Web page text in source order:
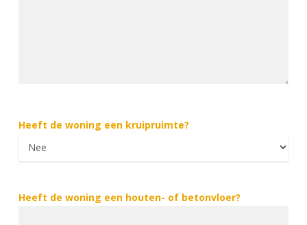
Heeft de woning een kruipruimte?
Heeft de woning een houten- of betonvloer?